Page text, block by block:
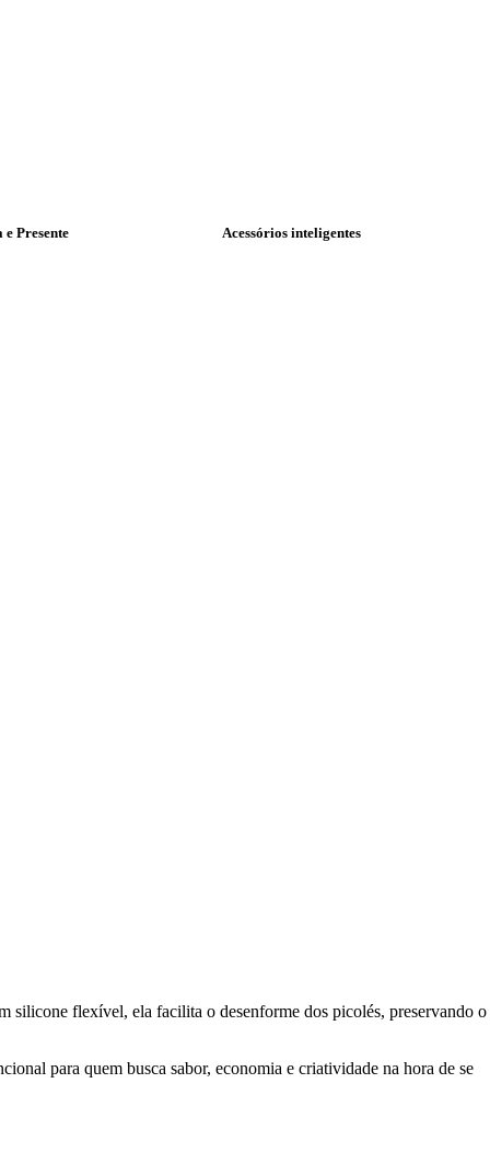
Presente Acessórios inteligentes
silicone flexível, ela facilita o desenforme dos picolés, preservando o
para quem busca sabor, economia e criatividade na hora de se